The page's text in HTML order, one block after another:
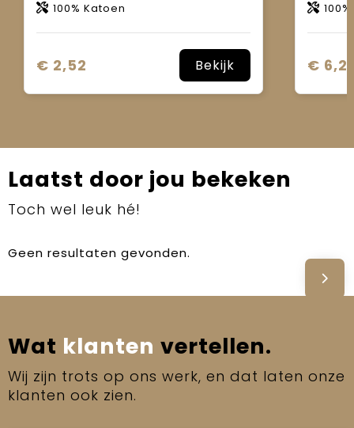
100% Katoen
€ 2,52 Bekijk € 6,21
Laatst door jou bekeken
Toch wel leuk hé!
Geen resultaten gevonden.
Wat klanten vertellen.
Wij zijn trots op ons werk, en dat laten onze
klanten ook zien.